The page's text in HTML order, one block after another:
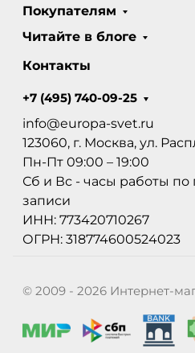
Покупателям
Читайте в блоге
Контакты
+7 (495) 740-09-25
info@europa-svet.ru
123060, г. Москва, ул.
Пн-Пт 09:00 – 19:00
Сб и Вс - часы работы по
записи
ИНН: 773420710267
ОГРН: 318774600524023
© 2009 - 2026 Интернет-